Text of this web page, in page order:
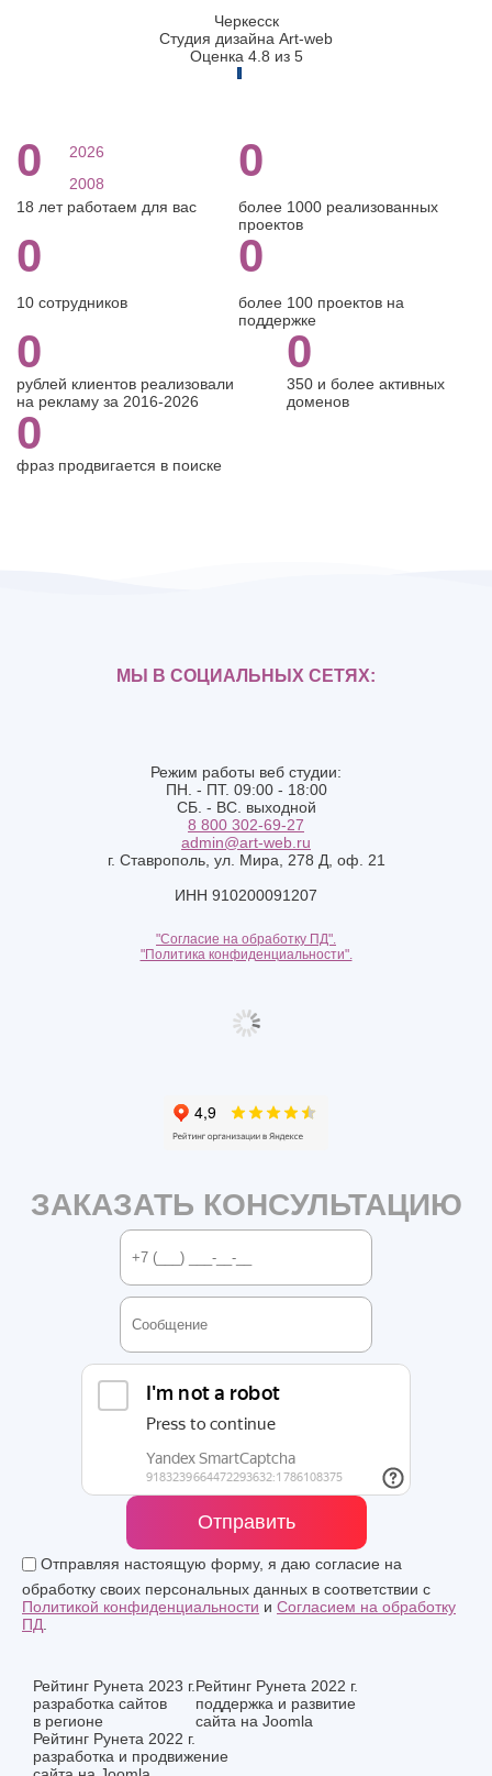
Черкесск
Студия дизайна Art-web
Оценка 4.8 из 5
0
2026
2008
18 лет работаем для вас
0
более 1000 реализованных
проектов
0
10 сотрудников
0
более 100 проектов на
поддержке
0
350 и более активных
доменов
0
рублей клиентов реализовали
на рекламу за 2016-2026
0
фраз продвигается в поиске
Режим работы веб студии:
ПН. - ПТ. 09:00 - 18:00
СБ. - ВС. выходной
8 800 302-69-27
admin@art-web.ru
г. Ставрополь, ул. Мира, 278 Д, оф. 21
ИНН 910200091207
"Согласие на обработку ПД".
"Политика конфиденциальности".
МЫ В СОЦИАЛЬНЫХ СЕТЯХ:
ЗАКАЗАТЬ КОНСУЛЬТАЦИЮ
Отправить
Отправляя настоящую форму, я даю согласие на
обработку своих персональных данных в соответствии с
Политикой конфиденциальности и Согласием на обработку
ПД.
Рейтинг Рунета 2023 г.
разработка сайтов
в регионе
Рейтинг Рунета 2022 г.
поддержка и развитие
сайта на Joomla
Рейтинг Рунета 2022 г.
разработка и продвижение